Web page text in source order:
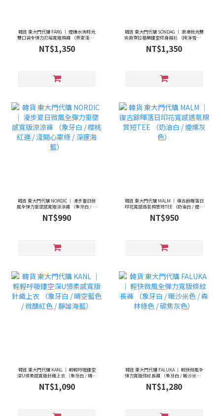
韓貨 東大門代購 FÄRG ｜ 煙燻水洗時光
雙口袋全彈力打褶寬版棉褲 （燕麥淺米 /
榛果深米 / 迷霧軍綠 / 復古微醺藍 / 靜謐
深藍 / 濃郁可可褐）
NT$1,350
韓貨 東大門代購 SÖNDAG ｜ 浪漫微光雙
向兩穿拉格蘭鏤空修身襯衫 （純淨雪白 /
溫柔布丁克林姆）
NT$1,350
韓貨 東大門代購 NORDIC ｜ 漫步夏日微
風全彈力垂墜感寬版涼涼褲 （象牙白 / 櫻
桃紅運 / 淺開心果綠 / 深邃海藍）
NT$990
韓貨 東大門代購 MALM ｜ 復古餘暉落日
印花寬感透氣棉質短TEE （奶油白 / 煙燻
灰色）
NT$950
韓貨 東大門代購 KANL ｜ 輕輕呼吸鏤空
深U領柔感寬版針織上衣 （象牙白 / 晴空
藍色 / 微醺紅色 / 靜謐海藍）
NT$1,090
韓貨 東大門代購 FALUKA ｜ 輕快微風全
彈力寬版條紋長褲 （象牙白 / 暖沙米色 /
森林綠色 / 碳焦灰色）
NT$1,280